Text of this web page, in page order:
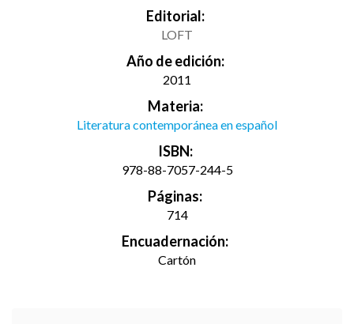
Editorial:
LOFT
Año de edición:
2011
Materia:
Literatura contemporánea en español
ISBN:
978-88-7057-244-5
Páginas:
714
Encuadernación:
Cartón